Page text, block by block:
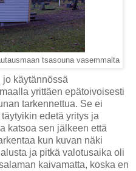
tsasouna vasemmalta
käytännössä
yrittäen epätoivoisesti
tarkennettua. Se ei
edetä yritys ja
katsoa sen jälkeen että
kun kuvan näki
ja pitkä valotusaika oli
kaivamatta, koska en